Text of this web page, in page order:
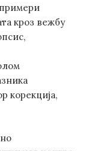
кроз вежбу
корекција,